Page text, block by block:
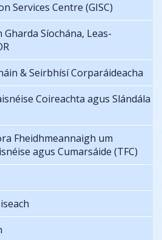
Services Centre (GISC)
Síochána, Leas-
& Seirbhísí Corparáideacha
Coireachta agus Slándála
Fheidhmeannaigh um
agus Cumarsáide (TFC)